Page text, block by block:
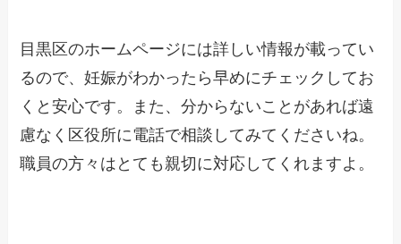
目黒区のホームページには詳しい情報が載ってい
るので、妊娠がわかったら早めにチェックしてお
くと安心です。また、分からないことがあれば遠
慮なく区役所に電話で相談してみてくださいね。
職員の方々はとても親切に対応してくれますよ。